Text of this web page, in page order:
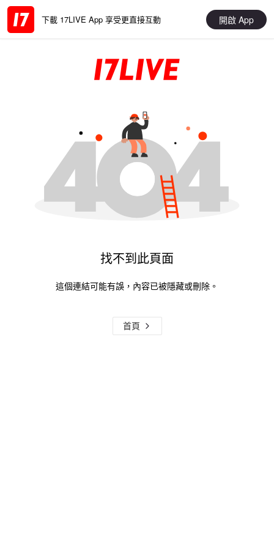
下載 17LIVE App 享受更直接互動 開啟 App
找不到此頁面
這個連結可能有誤，內容已被隱藏或刪除。
首頁